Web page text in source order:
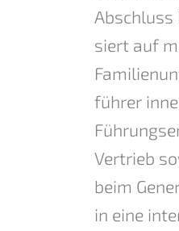
siert auf
füh­rer
Vertrieb
beim
in eine